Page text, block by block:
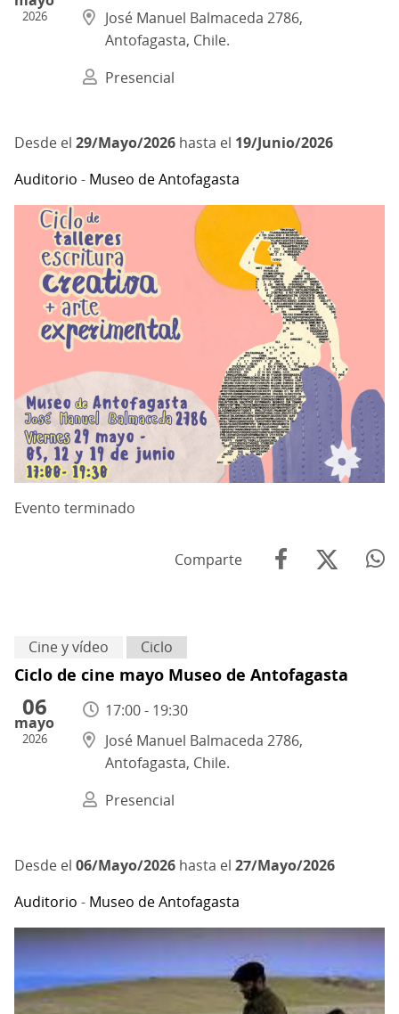
2026
José Manuel Balmaceda 2786,
Antofagasta, Chile.
Presencial
29/Mayo/2026 hasta el 19/Junio/2026
Auditorio - Museo de Antofagasta
Evento terminado
Comparte
Cine y vídeo Ciclo
Ciclo de cine mayo Museo de Antofagasta
06
mayo
2026
17:00 - 19:30
José Manuel Balmaceda 2786,
Antofagasta, Chile.
Presencial
06/Mayo/2026 hasta el 27/Mayo/2026
Auditorio - Museo de Antofagasta